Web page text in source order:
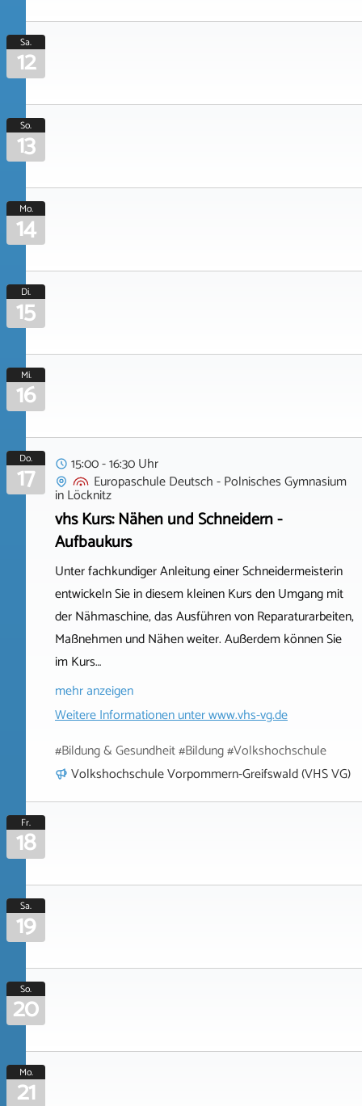
Sa.
12
So.
13
Mo.
14
Di.
15
Mi.
16
Do.
17
15:00 - 16:30 Uhr
Europaschule Deutsch - Polnisches Gymnasium
inLöcknitz
vhs Kurs: Nähen und Schneidern -
Aufbaukurs
Unter fachkundiger Anleitung einer Schneidermeisterin
entwickeln Sie in diesem kleinen Kurs den Umgang mit
der Nähmaschine, das Ausführen von Reparaturarbeiten,
Maßnehmen und Nähen weiter. Außerdem können Sie
im Kurs…
mehr anzeigen
Weitere Informationen unterwww.vhs-vg.de
#Bildung & Gesundheit #Bildung #Volkshochschule
Volkshochschule Vorpommern-Greifswald (VHS VG)
Fr.
18
Sa.
19
So.
20
Mo.
21